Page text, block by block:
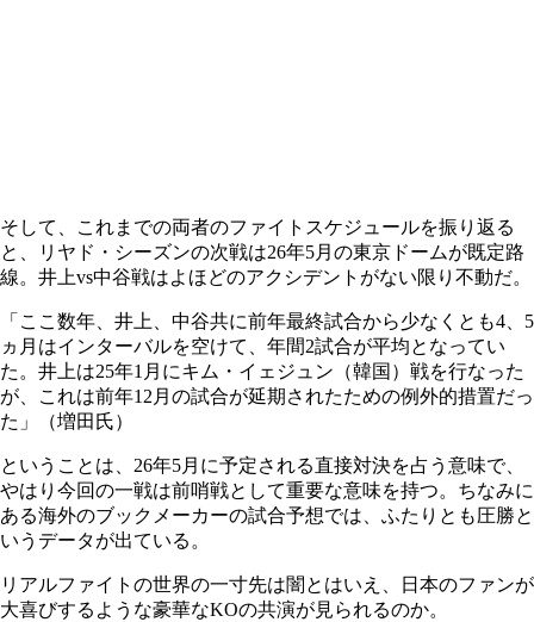
そして、これまでの両者のファイトスケジュールを振り返る
と、リヤド・シーズンの次戦は26年5月の東京ドームが既定路
線。井上vs中谷戦はよほどのアクシデントがない限り不動だ。
「ここ数年、井上、中谷共に前年最終試合から少なくとも4、5
ヵ月はインターバルを空けて、年間2試合が平均となってい
た。井上は25年1月にキム・イェジュン（韓国）戦を行なった
が、これは前年12月の試合が延期されたための例外的措置だっ
た」（増田氏）
ということは、26年5月に予定される直接対決を占う意味で、
やはり今回の一戦は前哨戦として重要な意味を持つ。ちなみに
ある海外のブックメーカーの試合予想では、ふたりとも圧勝と
いうデータが出ている。
リアルファイトの世界の一寸先は闇とはいえ、日本のファンが
大喜びするような豪華なKOの共演が見られるのか。